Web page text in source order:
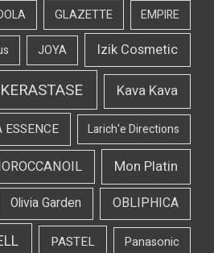
EMPIRE
GLAZETTE
Izik Cosmetic
JOYA
Kava Kava
KERASTASE
Larich'e Directions
ESSENCE
Mon Platin
OBLIPHICA
Olivia Garden
Panasonic
PASTEL